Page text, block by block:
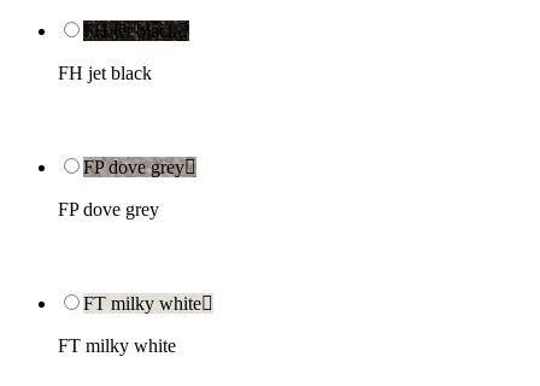
FH jet black
FH jet black
FP dove grey
FP dove grey
FT milky white
FT milky white